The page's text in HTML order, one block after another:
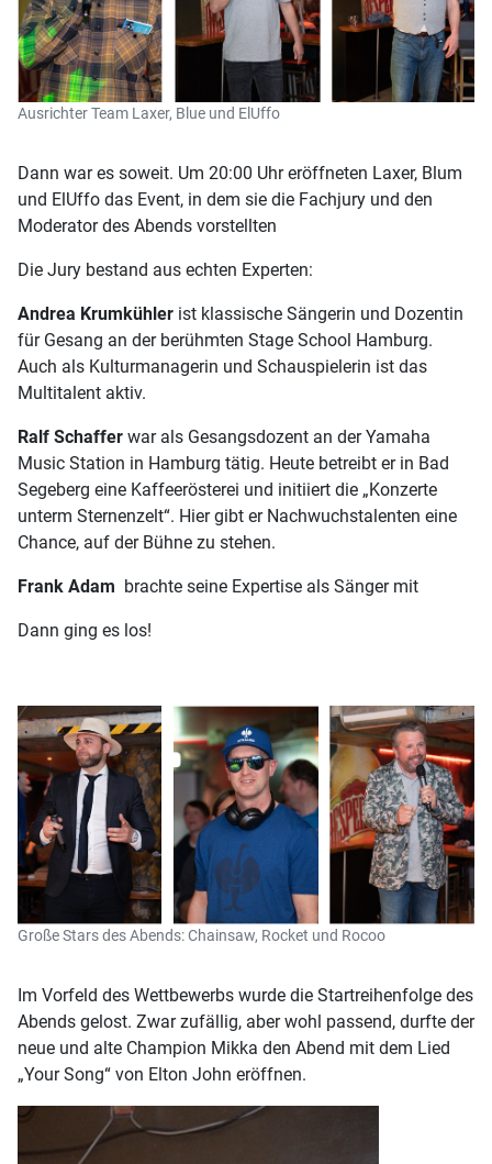
Ausrichter Team Laxer, Blue und ElUffo
Dann war es soweit. Um 20:00 Uhr eröffneten Laxer, Blum
und ElUffo das Event, in dem sie die Fachjury und den
Moderator des Abends vorstellten
Die Jury bestand aus echten Experten:
Andrea Krumkühler ist klassische Sängerin und Dozentin
für Gesang an der berühmten Stage School Hamburg.
Auch als Kulturmanagerin und Schauspielerin ist das
Multitalent aktiv.
Ralf Schaffer war als Gesangsdozent an der Yamaha
Music Station in Hamburg tätig. Heute betreibt er in Bad
Segeberg eine Kaffeerösterei und initiiert die „Konzerte
unterm Sternenzelt“. Hier gibt er Nachwuchstalenten eine
Chance, auf der Bühne zu stehen.
Frank Adam brachte seine Expertise als Sänger mit
Dann ging es los!
Große Stars des Abends: Chainsaw, Rocket und Rocoo
Im Vorfeld des Wettbewerbs wurde die Startreihenfolge des
Abends gelost. Zwar zufällig, aber wohl passend, durfte der
neue und alte Champion Mikka den Abend mit dem Lied
„Your Song“ von Elton John eröffnen.